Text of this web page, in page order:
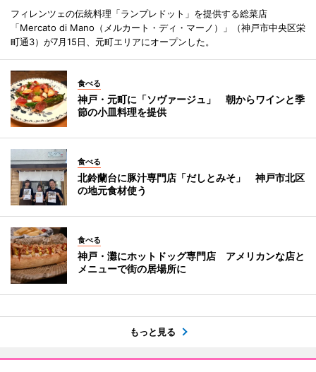
フィレンツェの伝統料理「ランプレドット」を提供する総菜店
「Mercato di Mano（メルカート・ディ・マーノ）」（神戸市中央区栄
町通3）が7月15日、元町エリアにオープンした。
食べる
神戸・元町に「ソヴァージュ」 朝からワインと季
節の小皿料理を提供
食べる
北鈴蘭台に豚汁専門店「だしとみそ」 神戸市北区
の地元食材使う
食べる
神戸・灘にホットドッグ専門店 アメリカンな店と
メニューで街の居場所に
もっと見る